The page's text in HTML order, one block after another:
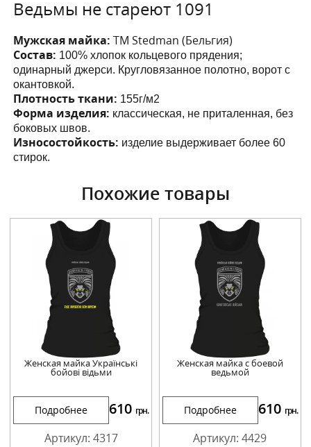
Ведьмы не стареют 1091
Мужская майка:ТМ Stedman (Бельгия)
Состав: 100% хлопок кольцевого прядения;
одинарный джерси. Кругловязанное полотно, ворот с
окантовкой.
Плотность ткани: 155г/м2
Форма изделия: классическая, не приталенная, без
боковых швов.
Износостойкость: изделие выдерживает более 60
стирок.
Похожие товары
Женская майка Українські
бойові відьми
Подробнее 610 грн.
Артикул: 4317
Женская майка с боевой
ведьмой
Подробнее 610 грн.
Артикул: 4429